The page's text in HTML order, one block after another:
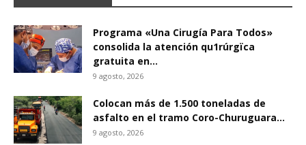
Programa «Una Cirugía Para Todos»
consolida la atención qu1rúrgïca
gratuita en...
9 agosto, 2026
Colocan más de 1.500 toneladas de
asfalto en el tramo Coro-Churuguara...
9 agosto, 2026